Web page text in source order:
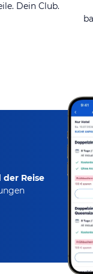
Dein Club.
Reise